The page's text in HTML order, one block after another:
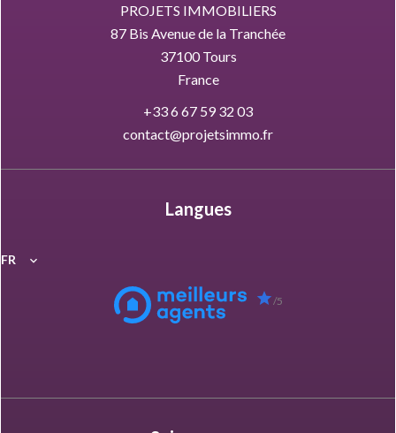
PROJETS IMMOBILIERS
87 Bis Avenue de la Tranchée
37100Tours
France
+33 6 67 59 32 03
contact@projetsimmo.fr
Langues
FR
/5